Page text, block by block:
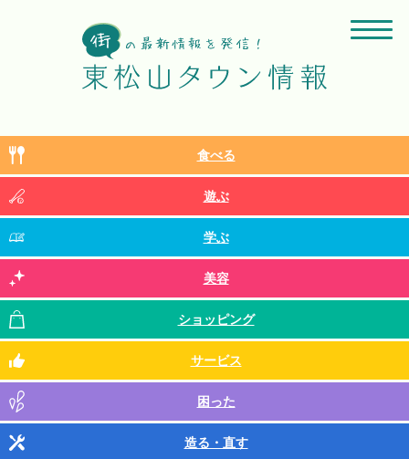
食べる
遊ぶ
学ぶ
美容
ショッピング
サービス
困った
造る・直す